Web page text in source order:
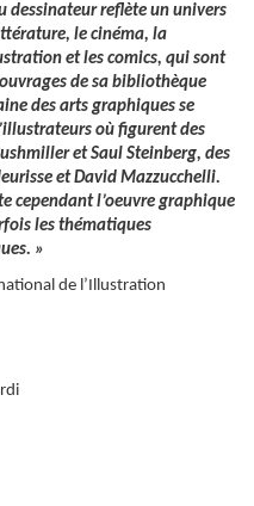
dessinateur reflète un univers
le cinéma, la
et les comics, qui sont
de sa bibliothèque
des arts graphiques se
où figurent des
et Saul Steinberg, des
et David Mazzucchelli.
cependant l’oeuvre graphique
les thématiques
»
de l’Illustration